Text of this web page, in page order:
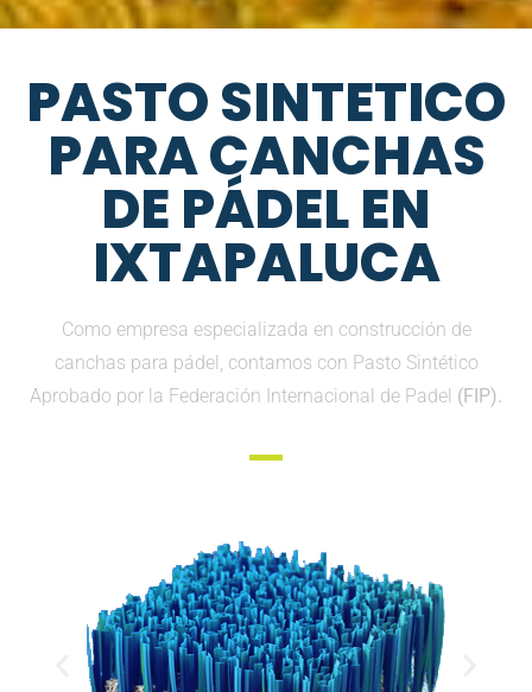
PASTO SINTETICO
PARA CANCHAS
DE PÁDEL EN
IXTAPALUCA
Como empresa especializada en construcción de
canchas para pádel, contamos con Pasto Sintético
Aprobado por la Federación Internacional de Padel (FIP).